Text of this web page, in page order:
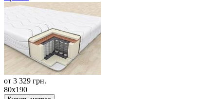
от 3 329 грн.
80x190